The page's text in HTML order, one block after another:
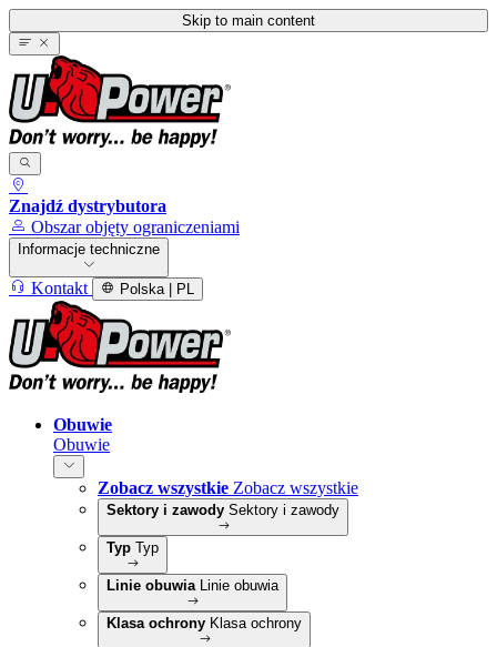
Skip to main content
Znajdź dystrybutora
Obszar objęty ograniczeniami
Informacje techniczne
Kontakt Polska | PL
Obuwie
Obuwie
Zobacz wszystkie Zobacz wszystkie
Sektory i zawody Sektory i zawody
Typ Typ
Linie obuwia Linie obuwia
Klasa ochrony Klasa ochrony